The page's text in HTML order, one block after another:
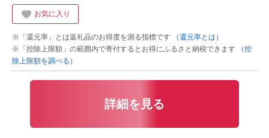
お気に入り
※「還元率」とは返礼品のお得度を測る指標です
（還元率とは）
※「控除上限額」の範囲内で寄付するとお得にふるさと納税できます
（控
除上限額を調べる）
詳細を見る